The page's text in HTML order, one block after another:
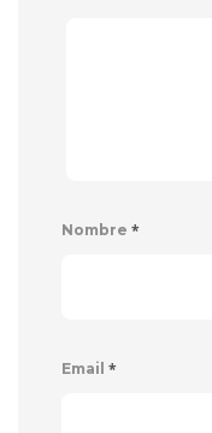
Nombre *
Email *